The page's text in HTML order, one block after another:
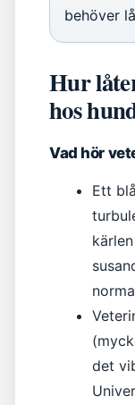
behöver
Hur
hos
Vad hör
Ett
det